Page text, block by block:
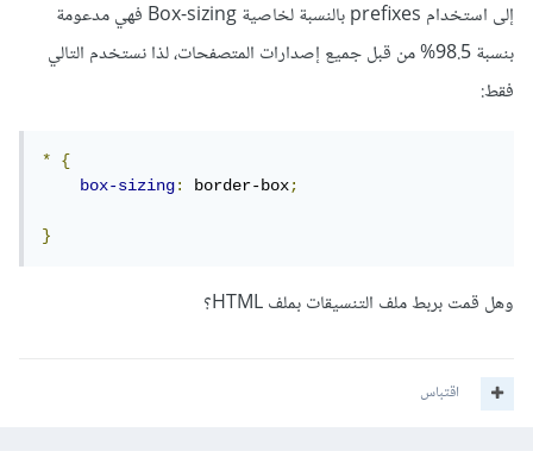
إلى استخدام prefixes بالنسبة لخاصية Box-sizing فهي مدعومة
بنسبة 98.5% من قبل جميع إصدارات المتصفحات، لذا نستخدم التالي
فقط:
*
{
box-sizing: border-box;
}
وهل قمت بربط ملف التنسيقات بملف HTML؟
اقتباس